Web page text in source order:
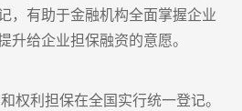
，有助于金融机构全面掌握企业
升给企业担保融资的意愿。
权利担保在全国实行统一登记。